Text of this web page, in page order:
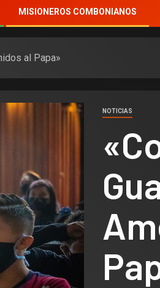
MISIONEROS COMBONIANOS
al Papa»
NOTICIAS